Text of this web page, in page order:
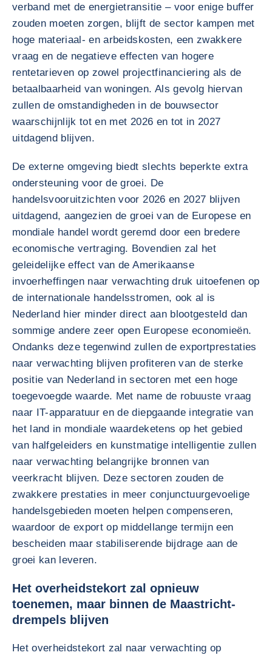
verband met de energietransitie – voor enige buffer
zouden moeten zorgen, blijft de sector kampen met
hoge materiaal- en arbeidskosten, een zwakkere
vraag en de negatieve effecten van hogere
rentetarieven op zowel projectfinanciering als de
betaalbaarheid van woningen. Als gevolg hiervan
zullen de omstandigheden in de bouwsector
waarschijnlijk tot en met 2026 en tot in 2027
uitdagend blijven.
De externe omgeving biedt slechts beperkte extra
ondersteuning voor de groei. De
handelsvooruitzichten voor 2026 en 2027 blijven
uitdagend, aangezien de groei van de Europese en
mondiale handel wordt geremd door een bredere
economische vertraging. Bovendien zal het
geleidelijke effect van de Amerikaanse
invoerheffingen naar verwachting druk uitoefenen op
de internationale handelsstromen, ook al is
Nederland hier minder direct aan blootgesteld dan
sommige andere zeer open Europese economieën.
Ondanks deze tegenwind zullen de exportprestaties
naar verwachting blijven profiteren van de sterke
positie van Nederland in sectoren met een hoge
toegevoegde waarde. Met name de robuuste vraag
naar IT-apparatuur en de diepgaande integratie van
het land in mondiale waardeketens op het gebied
van halfgeleiders en kunstmatige intelligentie zullen
naar verwachting belangrijke bronnen van
veerkracht blijven. Deze sectoren zouden de
zwakkere prestaties in meer conjunctuurgevoelige
handelsgebieden moeten helpen compenseren,
waardoor de export op middellange termijn een
bescheiden maar stabiliserende bijdrage aan de
groei kan leveren.
Het overheidstekort zal opnieuw
toenemen, maar binnen de Maastricht-
drempels blijven
Het overheidstekort zal naar verwachting op